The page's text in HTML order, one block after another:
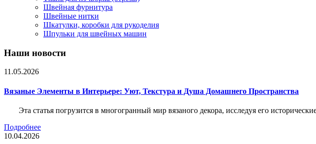
Швейная фурнитура
Швейные нитки
Шкатулки, коробки для рукоделия
Шпульки для швейных машин
Наши новости
11.05.2026
Вязаные Элементы в Интерьере: Уют, Текстура и Душа Домашнего Пространства
Эта статья погрузится в многогранный мир вязаного декора, исследуя его
Подробнее
10.04.2026